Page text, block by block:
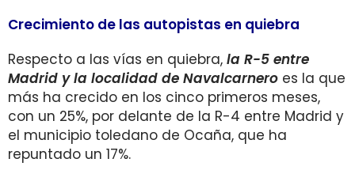
Crecimiento de las autopistas en quiebra
Respecto a las vías en quiebra, la R-5 entre
Madrid y la localidad de Navalcarnero es la que
más ha crecido en los cinco primeros meses,
con un 25%, por delante de la R-4 entre Madrid y
el municipio toledano de Ocaña, que ha
repuntado un 17%.